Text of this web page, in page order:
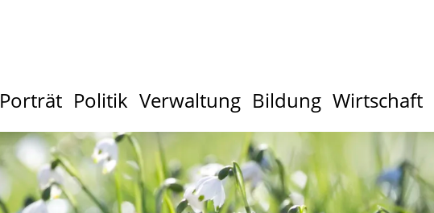
Porträt Politik Verwaltung Bildung Wirtschaft